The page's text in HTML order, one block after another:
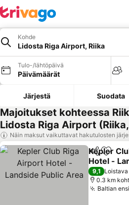
Kohde
Lidosta Riga Airport, Riika
Tulo-/lähtöpäivä
Päivämäärät
Järjestä Suodata
Majoitukset kohteessa
Lidosta Riga Airport
Näin maksut vaikuttavat hakutulosten
Jaa Lisää
Kepler
Hotel -
Area
Katso
9,1 Loistava
0.3 km
Baltian